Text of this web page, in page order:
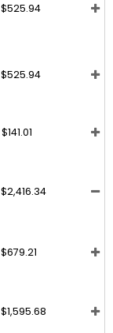
$525.94
$525.94
$141.01
$2,416.34
$679.21
$1,595.68